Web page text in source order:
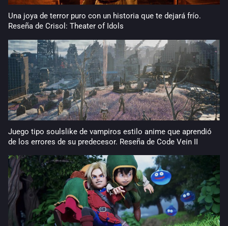
Una joya de terror puro con un historia que te dejará frío.
Reseña de Crisol: Theater of Idols
Juego tipo soulslike de vampiros estilo anime que aprendió
de los errores de su predecesor. Reseña de Code Vein II